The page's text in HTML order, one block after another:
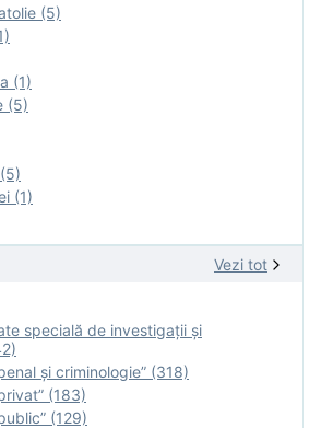
(5)
(1)
(5)
(1)
Vezi tot
specială de investigaţii şi
și criminologie” (318)
(183)
(129)